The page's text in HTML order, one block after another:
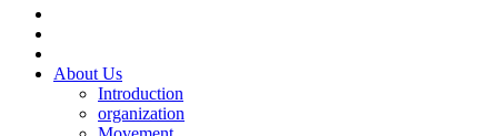
About Us
Introduction
organization